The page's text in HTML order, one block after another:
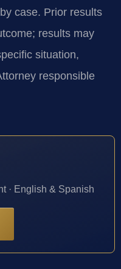
case. Prior results
results may
situation,
responsible
· English & Spanish